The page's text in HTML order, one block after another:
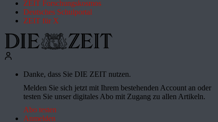
ZEIT Forschungskosmos
Deutsches Schulportal
ZEIT für X
Danke, dass Sie DIE ZEIT nutzen.
Melden Sie sich jetzt mit Ihrem bestehenden Account an oder
testen Sie unser digitales Abo mit Zugang zu allen Artikeln.
Abo testen
Anmelden